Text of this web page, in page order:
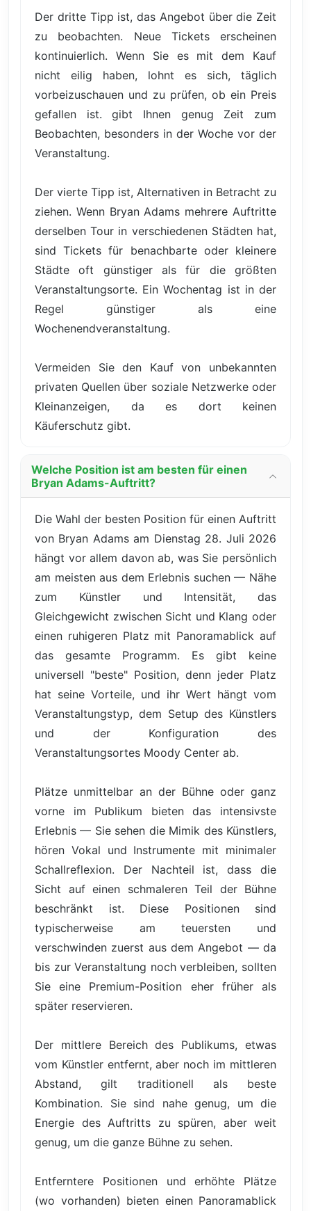
Der dritte Tipp ist, das Angebot über die Zeit
zu beobachten. Neue Tickets erscheinen
kontinuierlich. Wenn Sie es mit dem Kauf
nicht eilig haben, lohnt es sich, täglich
vorbeizuschauen und zu prüfen, ob ein Preis
gefallen ist. gibt Ihnen genug Zeit zum
Beobachten, besonders in der Woche vor der
Veranstaltung.
Der vierte Tipp ist, Alternativen in Betracht zu
ziehen. Wenn Bryan Adams mehrere Auftritte
derselben Tour in verschiedenen Städten hat,
sind Tickets für benachbarte oder kleinere
Städte oft günstiger als für die größten
Veranstaltungsorte. Ein Wochentag ist in der
Regel günstiger als eine
Wochenendveranstaltung.
Vermeiden Sie den Kauf von unbekannten
privaten Quellen über soziale Netzwerke oder
Kleinanzeigen, da es dort keinen
Käuferschutz gibt.
Welche Position ist am besten für einen
Bryan Adams-Auftritt?
Die Wahl der besten Position für einen Auftritt
von Bryan Adams am Dienstag 28. Juli 2026
hängt vor allem davon ab, was Sie persönlich
am meisten aus dem Erlebnis suchen — Nähe
zum Künstler und Intensität, das
Gleichgewicht zwischen Sicht und Klang oder
einen ruhigeren Platz mit Panoramablick auf
das gesamte Programm. Es gibt keine
universell "beste" Position, denn jeder Platz
hat seine Vorteile, und ihr Wert hängt vom
Veranstaltungstyp, dem Setup des Künstlers
und der Konfiguration des
Veranstaltungsortes Moody Center ab.
Plätze unmittelbar an der Bühne oder ganz
vorne im Publikum bieten das intensivste
Erlebnis — Sie sehen die Mimik des Künstlers,
hören Vokal und Instrumente mit minimaler
Schallreflexion. Der Nachteil ist, dass die
Sicht auf einen schmaleren Teil der Bühne
beschränkt ist. Diese Positionen sind
typischerweise am teuersten und
verschwinden zuerst aus dem Angebot — da
bis zur Veranstaltung noch verbleiben, sollten
Sie eine Premium-Position eher früher als
später reservieren.
Der mittlere Bereich des Publikums, etwas
vom Künstler entfernt, aber noch im mittleren
Abstand, gilt traditionell als beste
Kombination. Sie sind nahe genug, um die
Energie des Auftritts zu spüren, aber weit
genug, um die ganze Bühne zu sehen.
Entferntere Positionen und erhöhte Plätze
(wo vorhanden) bieten einen Panoramablick